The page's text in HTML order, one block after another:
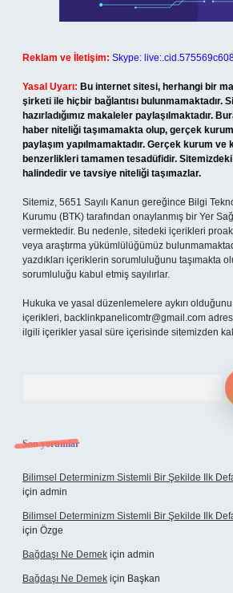
Reklam ve İletişim: Skype:
Yasal Uyarı: Bu internet sitesi, herhangi bir
şirketi ile hiçbir bağlantısı bulunmamaktadır.
hazırladığımız makaleler paylaşılmaktadır.
haber niteliği taşımamakta olup, gerçek
paylaşım yapılmamaktadır. Gerçek kurum ve
benzerlikleri tamamen tesadüfidir.
halindedir ve tavsiye niteliği taşımazlar.
Sitemiz, 5651 Sayılı Kanun gereğince Bilgi
Kurumu (BTK) tarafından onaylanmış bir Yer
vermektedir. Bu nedenle, sitedeki içerikleri
veya araştırma yükümlülüğümüz
yazdıkları içeriklerin sorumluluğunu taşımakta
sorumluluğu kabul etmiş sayılırlar.
Hukuka ve yasal düzenlemelere aykırı
içerikleri, backlinkpanelicomtr@gmail.com
ilgili içerikler yasal süre içerisinde sitemizden
Son yorumlar
Bilimsel Determinizm Sistemli Bir Şekilde Ilk
için admin
Bilimsel Determinizm Sistemli Bir Şekilde Ilk
için Özge
Bağdaşı Ne Demek için admin
Bağdaşı Ne Demek için Başkan